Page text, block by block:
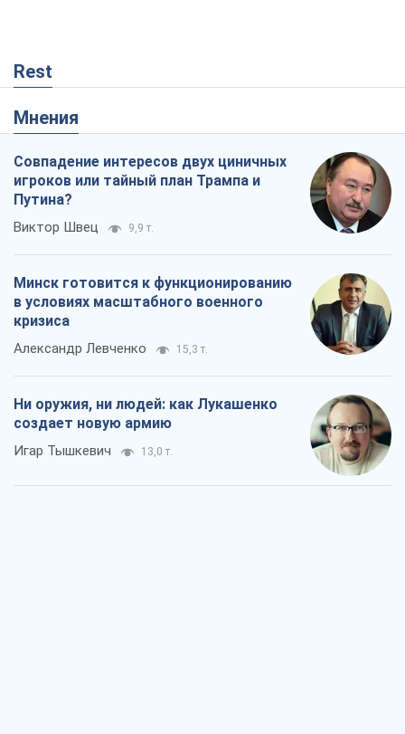
Rest
Мнения
Совпадение интересов двух циничных
игроков или тайный план Трампа и
Путина?
Виктор Швец 9,9 т.
Минск готовится к функционированию
в условиях масштабного военного
кризиса
Александр Левченко 15,3 т.
Ни оружия, ни людей: как Лукашенко
создает новую армию
Игар Тышкевич 13,0 т.